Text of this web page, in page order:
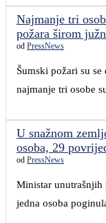
Najmanje tri
požara širom
od PressNews
Šumski požari su
najmanje tri osobe
U snažnom
osoba, 29
od PressNews
Ministar unutrašnjih
jedna osoba